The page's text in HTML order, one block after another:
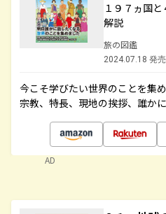
１９７ヵ国
解説
旅の図鑑
2024.07.18 発売
今こそ学びたい世界のことを集
宗教、特長、現地の挨拶、誰か
AD